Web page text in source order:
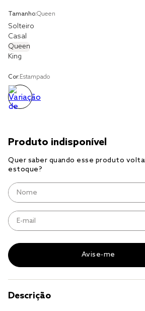
Tamanho:Queen
Solteiro
Casal
Queen
King
Cor:Estampado
Descrição
travesseiro
tencel
solteiro king
cobre leito
jogo cama